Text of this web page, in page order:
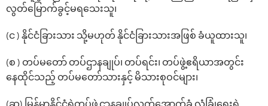
လွတ်‌မြောက်ခွင့်မရ‌သေးသူ၊
(င ) နိုင်ငံခြားသား သို့မဟုတ် နိုင်ငံခြားသားအဖြစ် ခံယူထားသူ၊
(စ ) တပ်မတော် တပ်ဌာနချုပ်၊ တပ်ရင်း၊ တပ်ဖွဲ့ဧရိယာအတွင်း
နေထိုင်သည့် တပ်မတော်သားနှင့် မိသားစုဝင်များ၊